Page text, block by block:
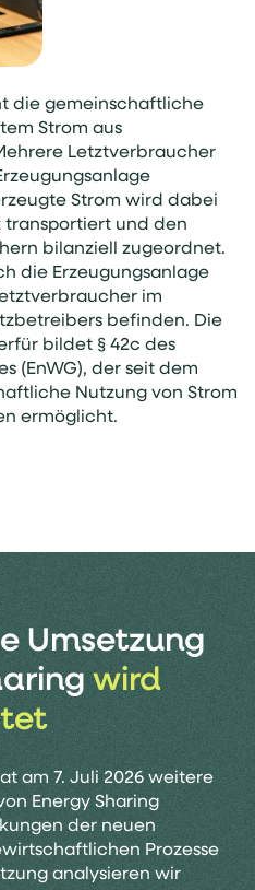
die gemeinschaftliche
Strom aus
Letztverbraucher
Strom wird dabei
und den
bilanziell zugeordnet.
die Erzeugungsanlage
im
befinden. Die
bildet § 42c des
(EnWG), der seit dem
Nutzung von Strom
ermöglicht.
Umsetzung
wird
am 7. Juli 2026 weitere
Energy Sharing
der neuen
Prozesse
analysieren wir